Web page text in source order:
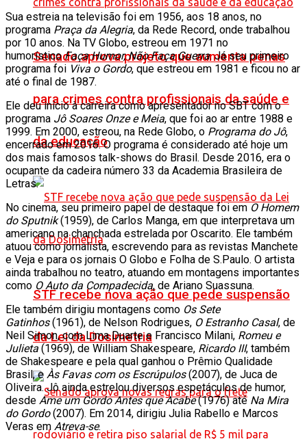
Senado aprova projeto que aumenta penas
para crimes contra profissionais da saúde e
da educação
STF recebe nova ação que pede suspensão
da Lei da Dosimetria
Sua estreia na televisão foi em 1956, aos 18 anos, no
programa Praça da Alegria, da Rede Record, onde trabalhou
por 10 anos. Na TV Globo, estreou em 1971 no
humorísticoFaça Humor, Não Faça Guerra. Já seu primeiro
programa foi Viva o Gordo, que estreou em 1981 e ficou no ar
até o final de 1987.
Ele deu início à carreira como apresentador no SBT com o
programa Jô Soares Onze e Meia, que foi ao ar entre 1988 e
1999. Em 2000, estreou, na Rede Globo, o Programa do Jô,
encerrado em 2016. O programa é considerado até hoje um
dos mais famosos talk-shows do Brasil. Desde 2016, era o
ocupante da cadeira número 33 da Academia Brasileira de
Letras.
No cinema, seu primeiro papel de destaque foi em O Homem
do Sputnik(1959), de Carlos Manga, em que interpretava um
americano na chanchada estrelada por Oscarito. Ele também
atuou como jornalista, escrevendo para as revistas Manchete
e Veja e para os jornais O Globo e Folha de S.Paulo. O artista
ainda trabalhou no teatro, atuando em montagens importantes
como O Auto da Compadecida, de Ariano Suassuna.
Ele também dirigiu montagens como Os Sete
Gatinhos(1961), de Nelson Rodrigues, O Estranho Casal, de
Neil Simon, com Lima Duarte e Francisco Milani, Romeu e
Julieta (1969), de William Shakespeare, Ricardo III, também
de Shakespeare e pela qual ganhou o Prêmio Qualidade
Brasil, e Às Favas com os Escrúpulos(2007), de Juca de
Oliveira. Jô ainda estrelou diversos espetáculos de humor,
desde Ame um Gordo Antes que Acabe(1976) até Na Mira
do Gordo(2007). Em 2014, dirigiu Julia Rabello e Marcos
Veras em Atreva-se.